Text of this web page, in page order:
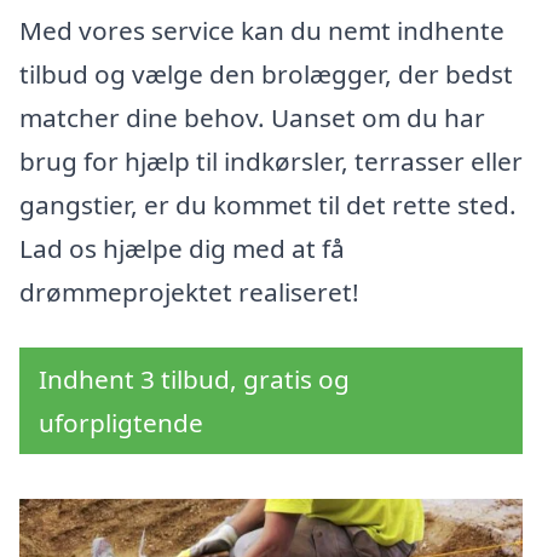
Med vores service kan du nemt indhente
tilbud og vælge den brolægger, der bedst
matcher dine behov. Uanset om du har
brug for hjælp til indkørsler, terrasser eller
gangstier, er du kommet til det rette sted.
Lad os hjælpe dig med at få
drømmeprojektet realiseret!
Indhent 3 tilbud, gratis og
uforpligtende